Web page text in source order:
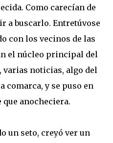
Como carecían de
a buscarlo. Entretúvose
con los vecinos de las
el núcleo principal del
varias noticias, algo del
comarca, y se puso en
que anocheciera.
un seto, creyó ver un